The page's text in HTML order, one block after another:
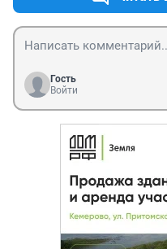
Смотреть не
Гость
Войти